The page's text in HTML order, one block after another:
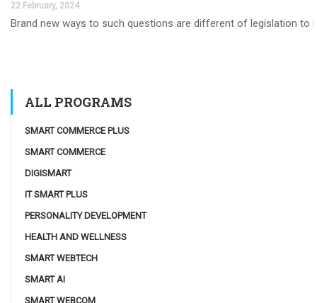
22 February, 2024
Brand new ways to such questions are different of legislation to
ALL PROGRAMS
SMART COMMERCE PLUS
SMART COMMERCE
DIGISMART
IT SMART PLUS
PERSONALITY DEVELOPMENT
HEALTH AND WELLNESS
SMART WEBTECH
SMART AI
SMART WEBCOM